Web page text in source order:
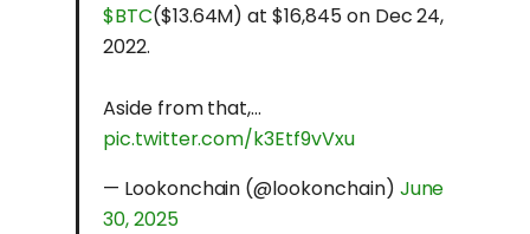
$BTC($13.64M) at $16,845 on Dec 24,
2022.
Aside from that,…
pic.twitter.com/k3Etf9vVxu
— Lookonchain (@lookonchain) June
30, 2025